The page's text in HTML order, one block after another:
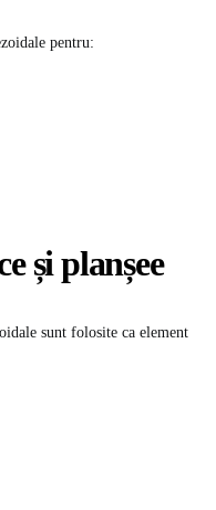
pentru:
și planșee
sunt folosite ca element